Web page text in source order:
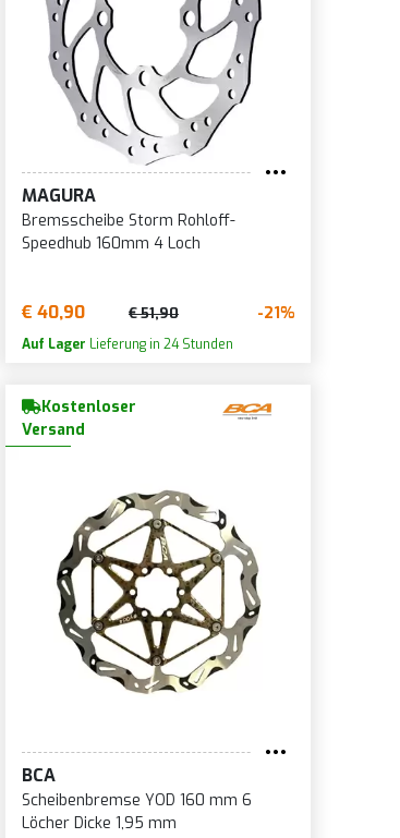
MAGURA
Bremsscheibe Storm Rohloff-
Speedhub 160mm 4 Loch
€ 40,90 € 51,90 -21%
Auf Lager Lieferung in 24 Stunden
Kostenloser
Versand
BCA
Scheibenbremse YOD 160 mm 6
Löcher Dicke 1,95 mm